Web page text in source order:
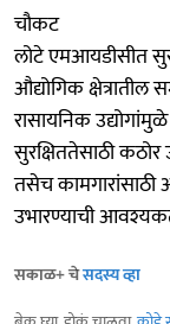
चौकट
लोटे एमआयडीसीत
औद्योगिक
रासायनिक
सुरक्षिततेसाठी
तसेच
उभारण्याची
सकाळ+ चेसदस्य व्हा